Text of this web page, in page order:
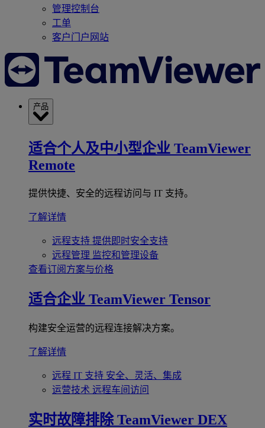
管理控制台
工单
客户门户网站
产品
适合个人及中小型企业 TeamViewer
Remote
提供快捷、安全的远程访问与 IT 支持。
了解详情
远程支持 提供即时安全支持
远程管理 监控和管理设备
查看订阅方案与价格
适合企业 TeamViewer Tensor
构建安全运营的远程连接解决方案。
了解详情
远程 IT 支持 安全、灵活、集成
运营技术 远程车间访问
实时故障排除 TeamViewer DEX